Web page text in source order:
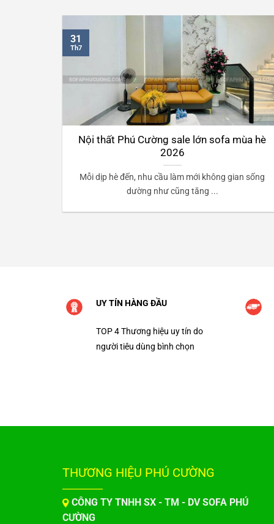
Nội thất Phú Cường sale lớn sofa mùa hè
2026
Mỗi dịp hè đến, nhu cầu làm mới không gian sống
dường như cũng tăng ...
31
Th7
UY TÍN HÀNG ĐẦU
TOP 4 Thương hiệu uy tín do
người tiêu dùng bình chọn
THƯƠNG HIỆU PHÚ CƯỜNG
CÔNG TY TNHH SX - TM - DV SOFA PHÚ
CƯỜNG